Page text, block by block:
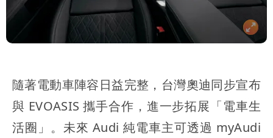
隨著電動車陣容日益完整，台灣奧迪同步宣布
與 EVOASIS 攜手合作，進一步拓展「電車生
活圈」。未來 Audi 純電車主可透過 myAudi